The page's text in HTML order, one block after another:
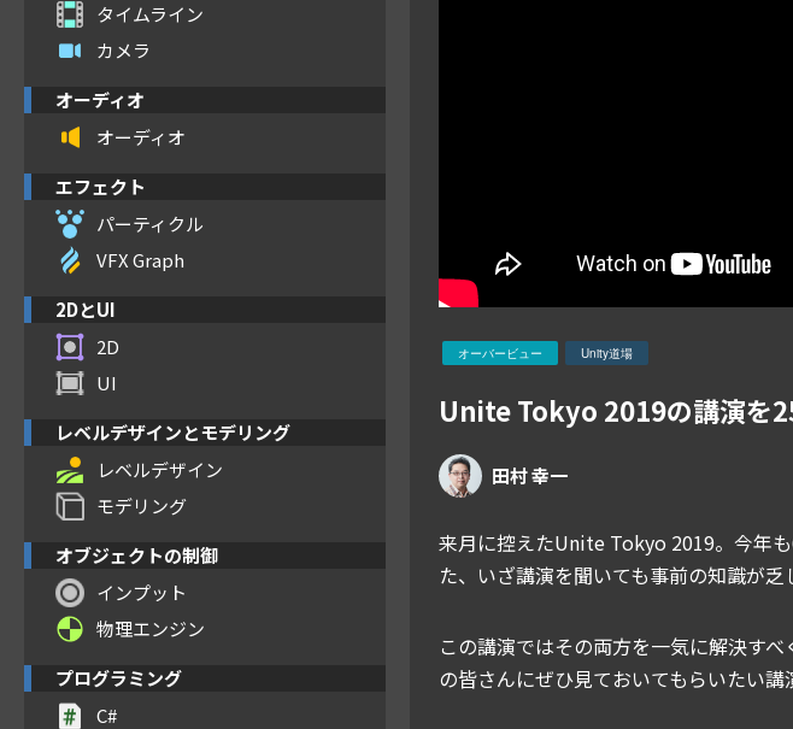
タイムライン
カメラ
オーディオ
オーディオ
エフェクト
パーティクル
VFX Graph
2DとUI
2D
UI
レベルデザインとモデリング
レベルデザイン
モデリング
オブジェクトの制御
インプット
物理エンジン
プログラミング
C#
オーバービュー Unity道場
Unite Tokyo 2019の講演を
田村 幸一
来月に控えたUnite Tokyo 2019。今年
た、いざ講演を聞いても事前の知識が
この講演ではその両方を一気に解決す
の皆さんにぜひ見ておいてもらいたい講